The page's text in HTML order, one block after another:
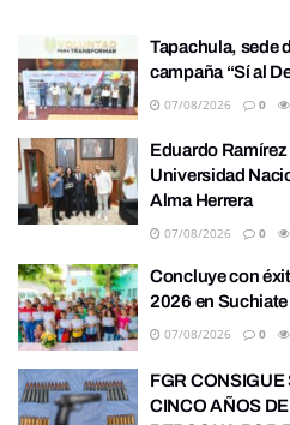
Tapachula, sede
campaña “Sí al
07/08/2026 0
Eduardo Ramírez
Universidad
Alma Herrera
07/08/2026 0
Concluye con
2026 en Suchiate
07/08/2026 0
FGR
CINCO AÑOS